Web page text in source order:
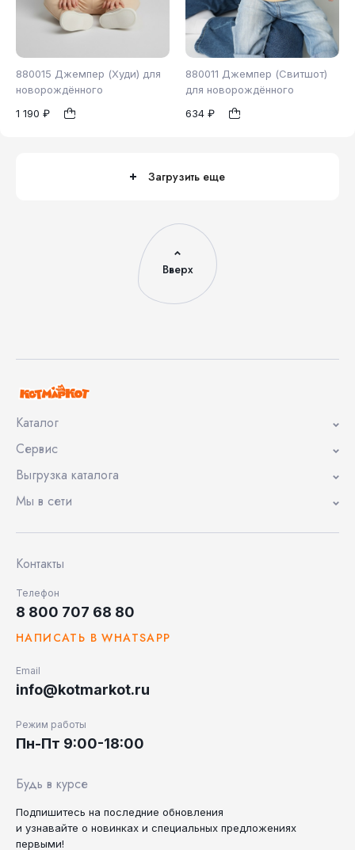
880015 Джемпер (Худи) для
новорождённого
1 190 ₽
98
880011 Джемпер (Свитшот)
для новорождённого
634 ₽
86
Загрузить еще
Вверх
Каталог
Сервис
Выгрузка каталога
Мы в сети
Контакты
Телефон
8 800 707 68 80
НАПИСАТЬ В WHATSAPP
Email
info@kotmarkot.ru
Режим работы
Пн-Пт 9:00-18:00
Будь в курсе
Подпишитесь на последние обновления
и узнавайте о новинках и специальных предложениях
первыми!